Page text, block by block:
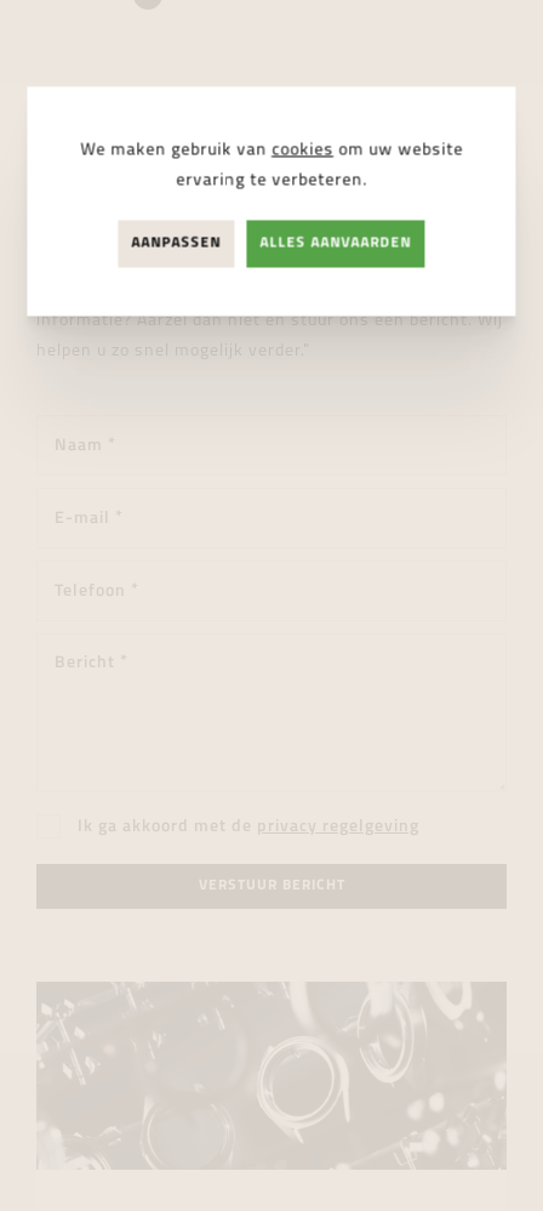
STUUR ONS EEN BERICHT
Wij helpen je graag verder!
informatie? Aarzel dan niet en stuur ons een bericht. Wij
helpen u zo snel mogelijk verder."
Ik ga akkoord met de privacy regelgeving
VERSTUUR BERICHT
We maken gebruik van cookies om uw website
ervaring te verbeteren.
AANPASSEN ALLES AANVAARDEN